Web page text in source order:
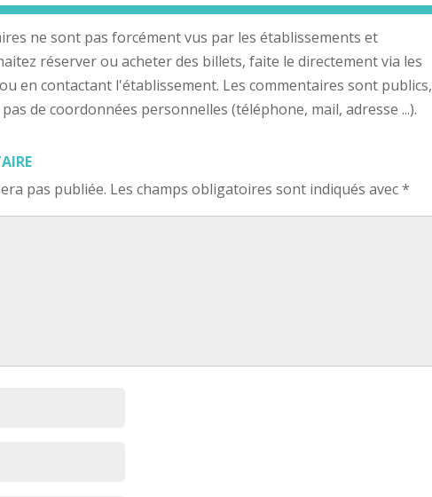
ne sont pas forcément vus par les établissements et
réserver ou acheter des billets, faite le directement via les
en contactant l'établissement. Les commentaires sont publics,
de coordonnées personnelles (téléphone, mail, adresse ...).
pas publiée. Les champs obligatoires sont indiqués avec*